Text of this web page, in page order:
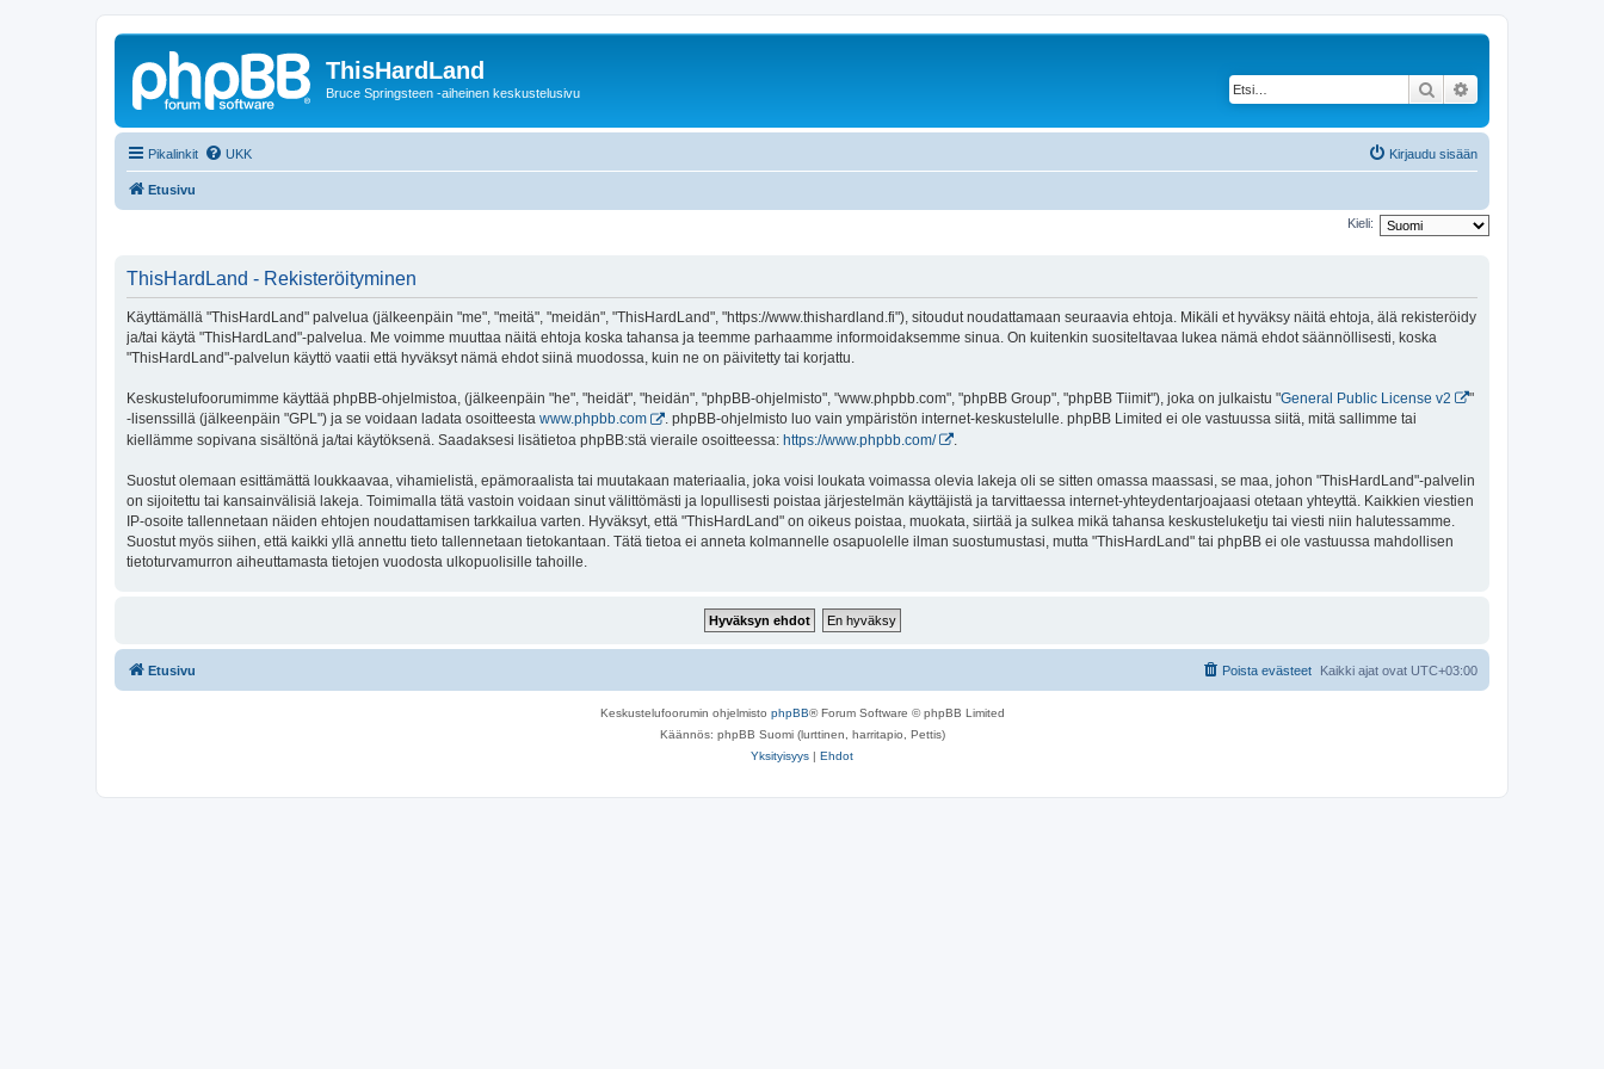
ThisHardLand
Bruce Springsteen -aiheinen keskustelusivu Etsi
Pikalinkit UKK Kirjaudu sisään
Etusivu
Kieli:
ThisHardLand - Rekisteröityminen
Käyttämällä "ThisHardLand" palvelua (jälkeenpäin "me", "meitä", "meidän", "ThisHardLand", "https://www.thishardland.fi"), sitoudut noudattamaan seuraavia ehtoja. Mikäli et hyväksy näitä ehtoja, älä rekisteröidy
ja/tai käytä "ThisHardLand"-palvelua. Me voimme muuttaa näitä ehtoja koska tahansa ja teemme parhaamme informoidaksemme sinua. On kuitenkin suositeltavaa lukea nämä ehdot säännöllisesti, koska
"ThisHardLand"-palvelun käyttö vaatii että hyväksyt nämä ehdot siinä muodossa, kuin ne on päivitetty tai korjattu.
Keskustelufoorumimme käyttää phpBB-ohjelmistoa, (jälkeenpäin "he", "heidät", "heidän", "phpBB-ohjelmisto", "www.phpbb.com", "phpBB Group", "phpBB Tiimit"), joka on julkaistu "General Public License v2
"
-lisenssillä (jälkeenpäin "GPL") ja se voidaan ladata osoitteesta www.phpbb.com
. phpBB-ohjelmisto luo vain ympäristön internet-keskustelulle. phpBB Limited ei ole vastuussa siitä, mitä sallimme tai
kiellämme sopivana sisältönä ja/tai käytöksenä. Saadaksesi lisätietoa phpBB:stä vieraile osoitteessa: https://www.phpbb.com/
Suostut olemaan esittämättä loukkaavaa, vihamielistä, epämoraalista tai muutakaan materiaalia, joka voisi loukata voimassa olevia lakeja oli se sitten omassa maassasi, se maa, johon "ThisHardLand"-palvelin
on sijoitettu tai kansainvälisiä lakeja. Toimimalla tätä vastoin voidaan sinut välittömästi ja lopullisesti poistaa järjestelmän käyttäjistä ja tarvittaessa internet-yhteydentarjoajaasi otetaan yhteyttä. Kaikkien viestien
IP-osoite tallennetaan näiden ehtojen noudattamisen tarkkailua varten. Hyväksyt, että "ThisHardLand" on oikeus poistaa, muokata, siirtää ja sulkea mikä tahansa keskusteluketju tai viesti niin halutessamme.
Suostut myös siihen, että kaikki yllä annettu tieto tallennetaan tietokantaan. Tätä tietoa ei anneta kolmannelle osapuolelle ilman suostumustasi, mutta "ThisHardLand" tai phpBB ei ole vastuussa mahdollisen
tietoturvamurron aiheuttamasta tietojen vuodosta ulkopuolisille tahoille.
Etusivu Kaikki ajat ovat UTC+03:00
Poista evästeet
Keskustelufoorumin ohjelmisto phpBB® Forum Software © phpBB Limited
Käännös: phpBB Suomi (lurttinen, harritapio, Pettis)
Yksityisyys | Ehdot